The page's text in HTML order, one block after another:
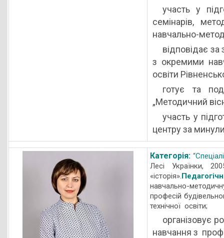
участь у
семінарів,
навчально-
відповідає за
з окремими
освіти
готує та
„Методичний
участь у
центру за
Категорія:
Лесі Українки,
«історія».
навчально-
професій
технічної освіти;
організовує
навчання з